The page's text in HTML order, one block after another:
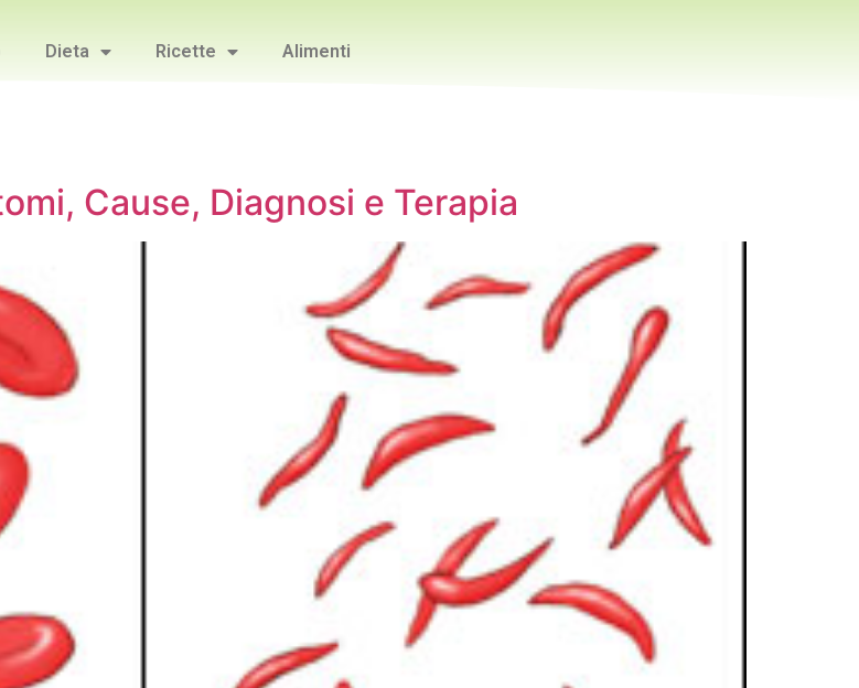
Dieta Ricette Alimenti
Cause, Diagnosi e Terapia